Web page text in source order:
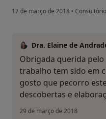
17 de março de 2018 •
Dra. Elaine de
Obrigada querida pelo
trabalho tem sido em
gosto que pecorro
descobertas e
29 de março de 2018